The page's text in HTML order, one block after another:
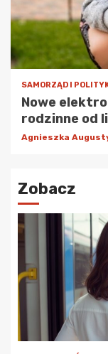
SAMORZĄD I
Nowe
rodzinne od
Agnieszka
Zobacz